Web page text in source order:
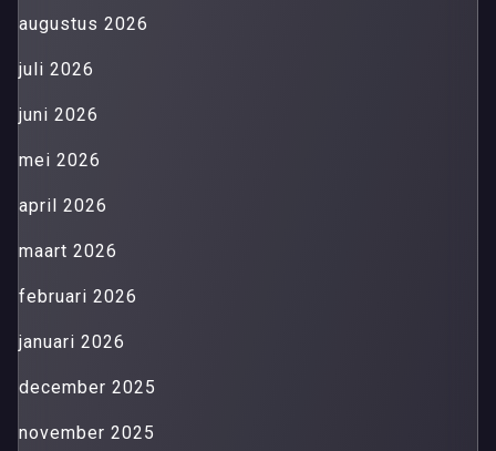
augustus 2026
juli 2026
juni 2026
mei 2026
april 2026
maart 2026
februari 2026
januari 2026
december 2025
november 2025